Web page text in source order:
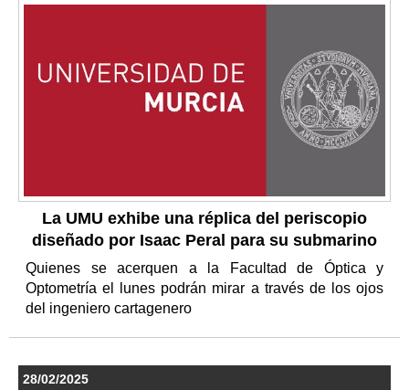
La UMU exhibe una réplica del periscopio
diseñado por Isaac Peral para su submarino
Quienes se acerquen a la Facultad de Óptica y
Optometría el lunes podrán mirar a través de los ojos
del ingeniero cartagenero
28/02/2025